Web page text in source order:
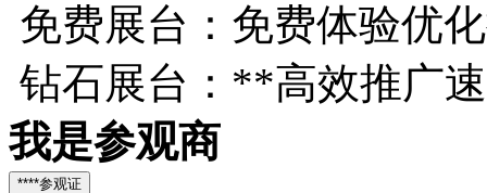
免费展台：免费体验优
钻石展台：**高效推广
我是参观商